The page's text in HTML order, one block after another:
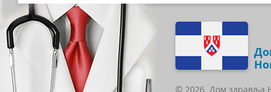
© 2026. Дом здравља